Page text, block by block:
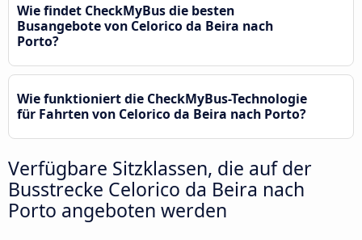
Wie findet CheckMyBus die besten
Busangebote von Celorico da Beira nach
Porto?
Wie funktioniert die CheckMyBus-Technologie
für Fahrten von Celorico da Beira nach Porto?
Verfügbare Sitzklassen, die auf der
Busstrecke Celorico da Beira nach
Porto angeboten werden